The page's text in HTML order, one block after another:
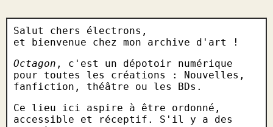
Salut chers électrons,
et bienvenue chez mon archive d'art !
Octagon , c'est un dépotoir numérique
pour toutes les créations : Nouvelles,
fanfiction, théâtre ou les BDs.
Ce lieu ici aspire à être ordonné,
accessible et réceptif. S'il y a des